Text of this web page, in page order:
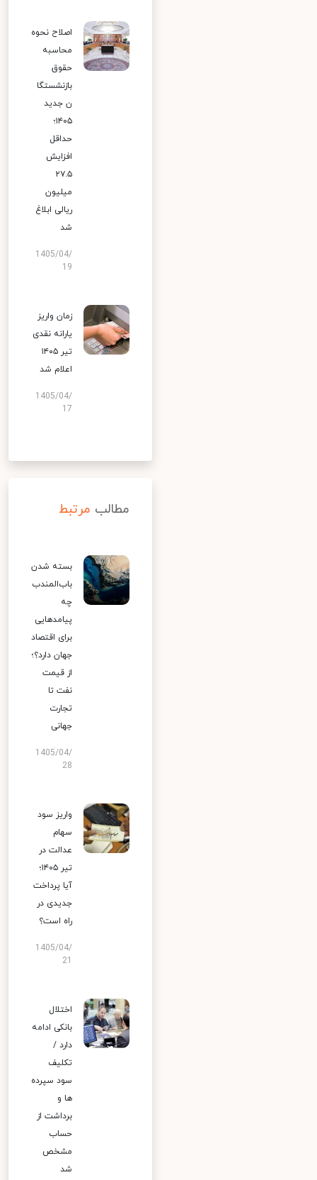
اصلاح نحوه
محاسبه
حقوق
بازنشستگا
ن جدید
۱۴۰۵؛
حداقل
افزایش
۲۷.۵
میلیون
ریالی ابلاغ
شد
1405/04/
19
زمان واریز
یارانه نقدی
تیر ۱۴۰۵
اعلام شد
1405/04/
17
مطالب مرتبط
بسته شدن
باب‌المندب
چه
پیامدهایی
برای اقتصاد
جهان دارد؟؛
از قیمت
نفت تا
تجارت
جهانی
1405/04/
28
واریز سود
سهام
عدالت در
تیر ۱۴۰۵؛
آیا پرداخت
جدیدی در
راه است؟
1405/04/
اختلال
بانکی ادامه
دارد /
تکلیف
سود سپرده
ها و
برداشت از
حساب
مشخص
شد